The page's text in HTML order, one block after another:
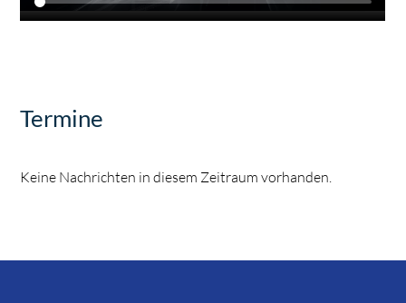
Termine
Keine Nachrichten in diesem Zeitraum vorhanden.